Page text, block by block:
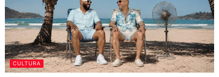
CULTURA